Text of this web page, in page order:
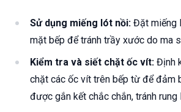
Sử dụng miếng lót nồi: Đặt miếng
mặt bếp để tránh trầy xước do ma
Kiểm tra và siết chặt ốc vít: Định
chặt các ốc vít trên bếp từ để đảm
được gắn kết chắc chắn, tránh rung